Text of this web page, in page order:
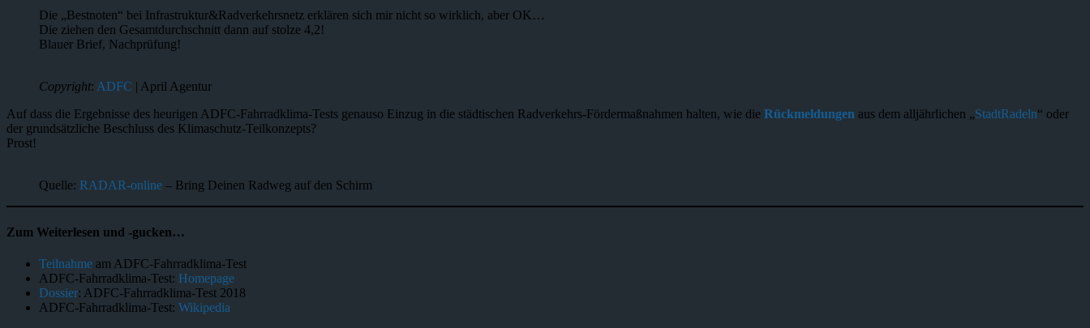
Die „Bestnoten“ bei Infrastruktur&Radverkehrsnetz erklären sich mir nicht so wirklich, aber OK…
Die ziehen den Gesamtdurchschnitt dann auf stolze 4,2!
Blauer Brief, Nachprüfung!
Copyright: ADFC | April Agentur
Auf dass die Ergebnisse des heurigen ADFC-Fahrradklima-Tests genauso Einzug in die städtischen Radverkehrs-Fördermaßnahmen halten, wie die Rückmeldungen aus dem alljährlichen „StadtRadeln“ oder
der grundsätzliche Beschluss des Klimaschutz-Teilkonzepts?
Prost!
Quelle: RADAR-online – Bring Deinen Radweg auf den Schirm
Zum Weiterlesen und -gucken…
Teilnahme am ADFC-Fahrradklima-Test
ADFC-Fahrradklima-Test: Homepage
Dossier: ADFC-Fahrradklima-Test 2018
ADFC-Fahrradklima-Test: Wikipedia